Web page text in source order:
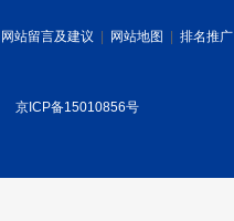
网站留言及建议 网站地图 排名推广
京ICP备15010856号